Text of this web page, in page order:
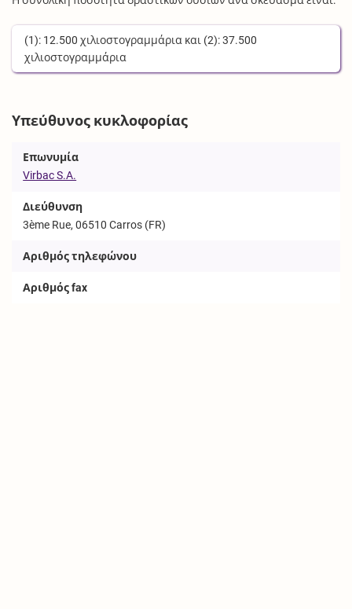
(1): 12.500 χιλιοστογραμμάρια και (2):37.500
χιλιοστογραμμάρια
Υπεύθυνος κυκλοφορίας
Επωνυμία
Virbac S.A.
Διεύθυνση
3ème Rue, 06510 Carros (FR)
Αριθμός τηλεφώνου
Αριθμός fax